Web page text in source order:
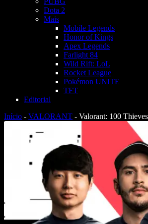
Dota 2
Mais
Mobile Legends
Honor of Kings
Apex Legends
Farlight 84
Wild Rift: LoL
Rocket League
Pokémon UNITE
TFT
Editorial
Início - VALORANT - Valorant: 100